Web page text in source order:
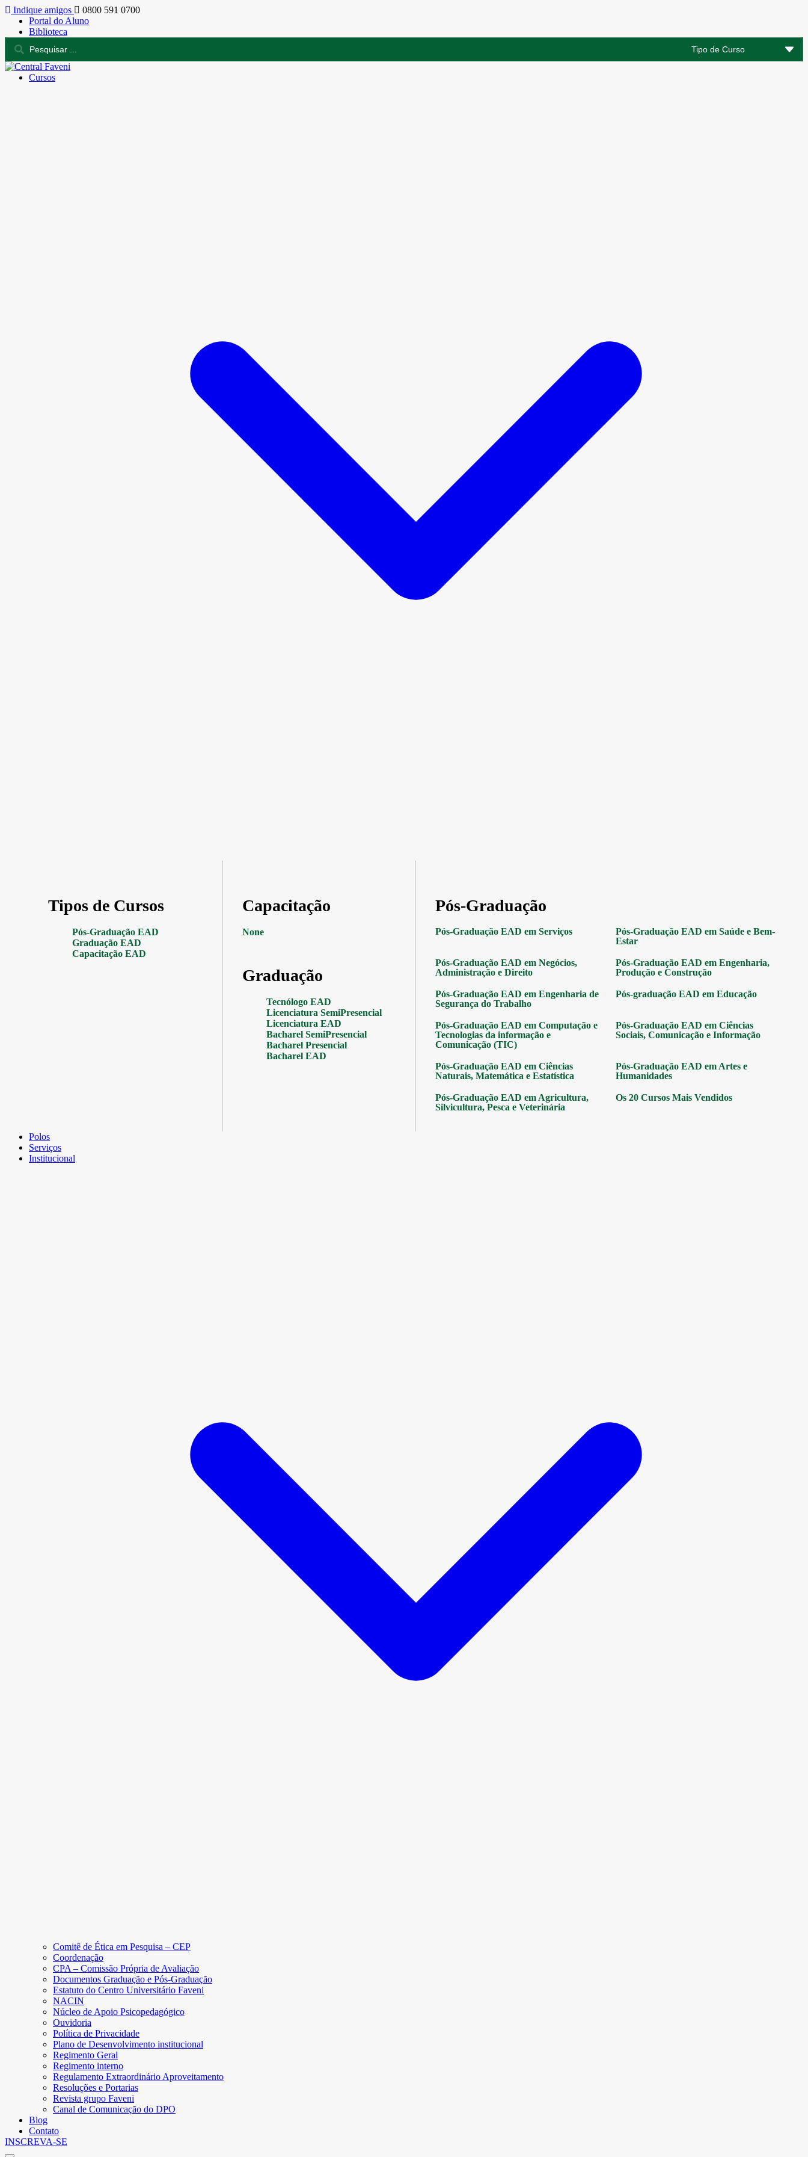
Indique amigos
0800 591 0700
Portal do Aluno
Biblioteca
Cursos
Tipos de Cursos
Pós-Graduação EAD
Graduação EAD
Capacitação EAD
Capacitação
None
Graduação
Tecnólogo EAD
Licenciatura SemiPresencial
Licenciatura EAD
Bacharel SemiPresencial
Bacharel Presencial
Bacharel EAD
Pós-Graduação
Pós-Graduação EAD em Serviços
Pós-Graduação EAD em Saúde e Bem-
Estar
Pós-Graduação EAD em Negócios,
Administração e Direito
Pós-Graduação EAD em Engenharia,
Produção e Construção
Pós-Graduação EAD em Engenharia de
Segurança do Trabalho
Pós-graduação EAD em Educação
Pós-Graduação EAD em Computação e
Tecnologias da informação e
Comunicação (TIC)
Pós-Graduação EAD em Ciências
Sociais, Comunicação e Informação
Pós-Graduação EAD em Ciências
Naturais, Matemática e Estatística
Pós-Graduação EAD em Artes e
Humanidades
Pós-Graduação EAD em Agricultura,
Silvicultura, Pesca e Veterinária
Os 20 Cursos Mais Vendidos
Polos
Serviços
Institucional
Comitê de Ética em Pesquisa – CEP
Coordenação
CPA – Comissão Própria de Avaliação
Documentos Graduação e Pós-Graduação
Estatuto do Centro Universitário Faveni
NACIN
Núcleo de Apoio Psicopedagógico
Ouvidoria
Política de Privacidade
Plano de Desenvolvimento institucional
Regimento Geral
Regimento interno
Regulamento Extraordinário Aproveitamento
Resoluções e Portarias
Revista grupo Faveni
Canal de Comunicação do DPO
Blog
Contato
INSCREVA-SE